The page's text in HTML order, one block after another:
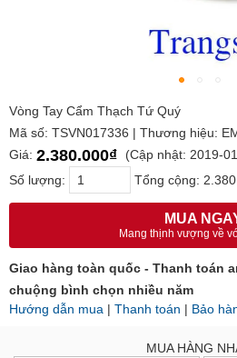
Vòng Tay Cẩm Thạch Tứ Quý
Mã số: TSVN017336 | Thương hiệu:
Giá: 2.380.000₫
(Cập nhật: 2019-
Số lượng:
Tổng cộng:
MUA
Mang thịnh vượng về
Giao hàng toàn quốc - Thanh toán
chuộng bình chọn nhiều năm
Hướng dẫn mua | Thanh toán | Bảo
MUA HÀNG